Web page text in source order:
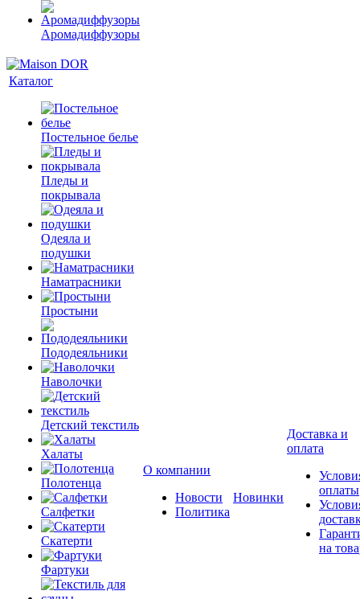
Аромадиффузоры
Каталог
Постельное белье
Пледы и
покрывала
Одеяла и
подушки
Наматрасники
Простыни
Пододеяльники
Наволочки
Детский текстиль
Халаты
Полотенца
Салфетки
Скатерти
Фартуки
О компании
Новости
Политика
Новинки
Доставка и
оплата
оплаты
на